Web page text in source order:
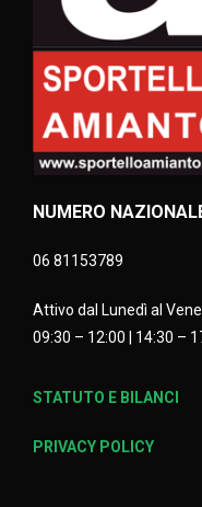
NUMERO
06 81153789
Attivo dal Lunedì al
09:30 – 12:00 | 14:30 –
STATUTO E BILANCI
PRIVACY POLICY